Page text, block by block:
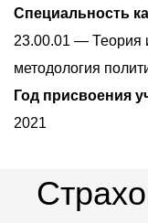
Специальность
23.00.01 — Теория
методология
Год присвоения
2021